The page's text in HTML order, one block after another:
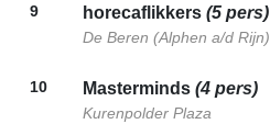
9 horecaflikkers (5 pers)
De Beren (Alphen a/d Rijn)
10 Masterminds (4 pers)
Kurenpolder Plaza